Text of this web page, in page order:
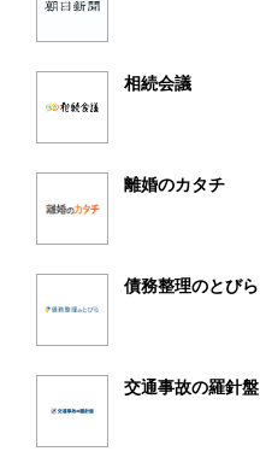
相続会議
離婚のカタチ
債務整理のとびら
交通事故の羅針盤